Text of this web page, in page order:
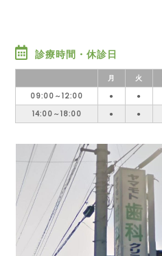
診療時間・休診日
月 火
09:00～12:00
● ●
14:00～18:00
● ●